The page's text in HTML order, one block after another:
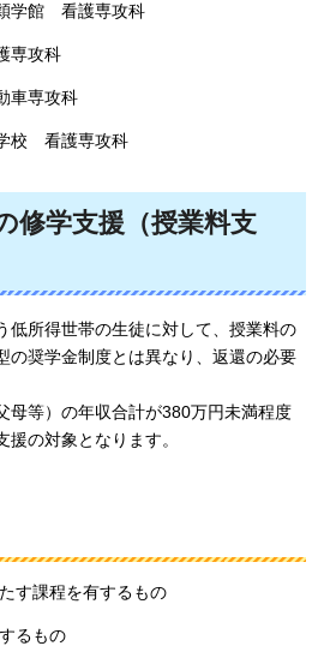
学館 看護専攻科
専攻科
車専攻科
校 看護専攻科
修学支援（授業料支
低所得世帯の生徒に対して、授業料の
の奨学金制度とは異なり、返還の必要
母等）の年収合計が380万円未満程度
の対象となります。
す課程を有するもの
るもの